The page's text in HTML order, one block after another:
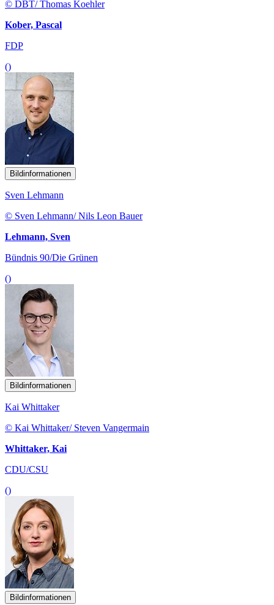
© DBT/ Thomas Koehler
Kober, Pascal
FDP
()
Bildinformationen
Sven Lehmann
© Sven Lehmann/ Nils Leon Bauer
Lehmann, Sven
Bündnis 90/Die Grünen
()
Bildinformationen
Kai Whittaker
© Kai Whittaker/ Steven Vangermain
Whittaker, Kai
CDU/CSU
()
Bildinformationen